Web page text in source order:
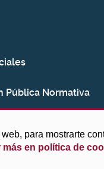
para mostrarte
más en política de
Pública Normativa